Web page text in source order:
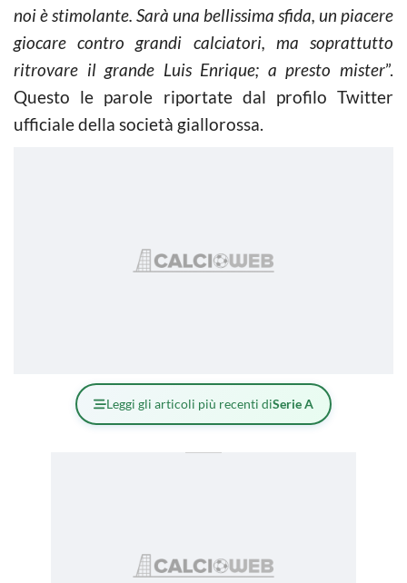
noi è stimolante. Sarà una bellissima sfida, un piacere
giocare contro grandi calciatori, ma soprattutto
ritrovare il grande Luis Enrique; a presto mister”.
Questo le parole riportate dal profilo Twitter
ufficiale della società giallorossa.
Leggi gli articoli più recenti diSerie A